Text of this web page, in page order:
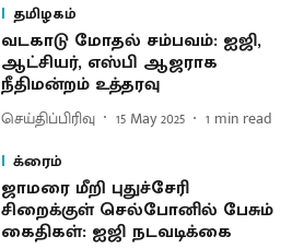
தமிழகம்
வடகாடு மோதல் சம்பவம்: ஐஜி,
ஆட்சியர், எஸ்பி ஆஜராக
நீதிமன்றம் உத்தரவு
செய்திப்பிரிவு 15 May 2025 1 min read
க்ரைம்
ஜாமரை மீறி புதுச்சேரி
சிறைக்குள் செல்போனில் பேசும்
கைதிகள்: ஐஜி நடவடிக்கை